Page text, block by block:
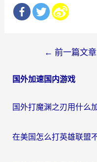
导
← 前一篇文章
国外加速国内游戏